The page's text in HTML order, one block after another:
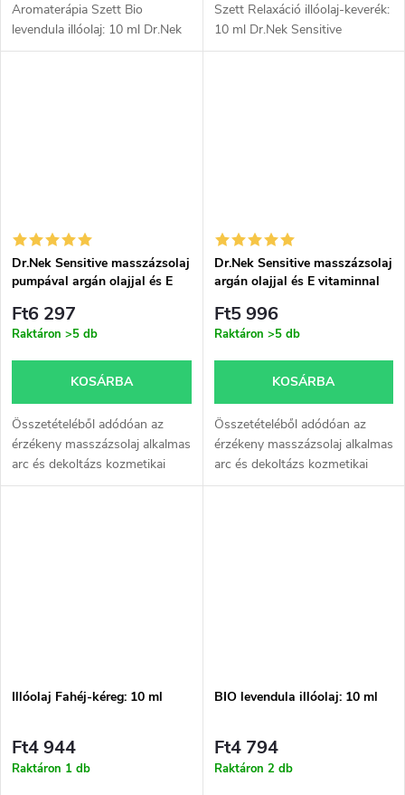
Aromaterápia Szett Bio
levendula illóolaj: 10 ml Dr.Nek
Sensitive masszázsolaj
Szett Relaxáció illóolaj-keverék:
10 ml Dr.Nek Sensitive
masszázsolaj argánolajjal és E-
Dr.Nek Sensitive masszázsolaj
pumpával argán olajjal és E
Ft6 297
Raktáron >5 db
KOSÁRBA
Összetételéből adódóan az
érzékeny masszázsolaj alkalmas
arc és dekoltázs kozmetikai
masszázsára, teljes test sport-
Dr.Nek Sensitive masszázsolaj
argán olajjal és E vitaminnal
Ft5 996
Raktáron >5 db
KOSÁRBA
Összetételéből adódóan az
érzékeny masszázsolaj alkalmas
arc és dekoltázs kozmetikai
masszázsára, teljes test sport-
Illóolaj Fahéj-kéreg: 10 ml
Ft4 944
Raktáron 1 db
BIO levendula illóolaj: 10 ml
Ft4 794
Raktáron 2 db